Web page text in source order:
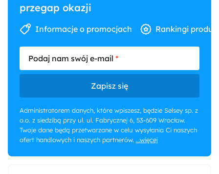
przegap okazji
Informacje o promocjach Rankingi
Podaj nam swój e-mail
Zapisz się
Administratorem danych, które wpiszesz, będzie Selsey sp. z
o.o. z siedzibą przy ul. ul. Fabrycznej 6, 53-609 Wrocław.
Twoje dane będą przetwarzane w celu wysyłania Ci naszych
ofert handlowych i naszych partnerów. ...więcej